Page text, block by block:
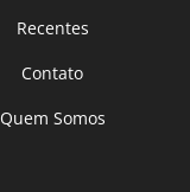
Recentes
Contato
Quem Somos